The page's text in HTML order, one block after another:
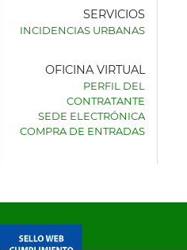
SERVICIOS
INCIDENCIAS URBANAS
OFICINA VIRTUAL
PERFIL DEL
CONTRATANTE
SEDE ELECTRÓNICA
COMPRA DE ENTRADAS